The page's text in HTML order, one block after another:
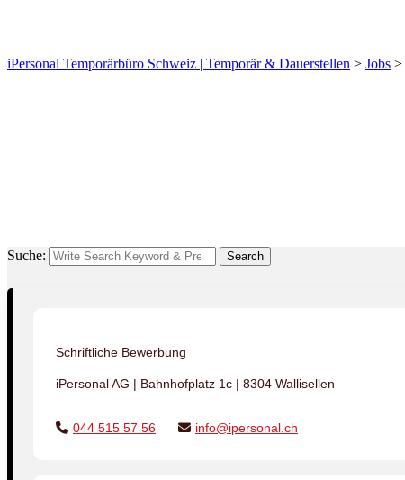
iPersonal Temporärbüro Schweiz | Temporär & Dauerstellen > Jobs >
Suche: Search
Schriftliche Bewerbung
iPersonal AG | Bahnhofplatz 1c | 8304 Wallisellen
044 515 57 56 info@ipersonal.ch